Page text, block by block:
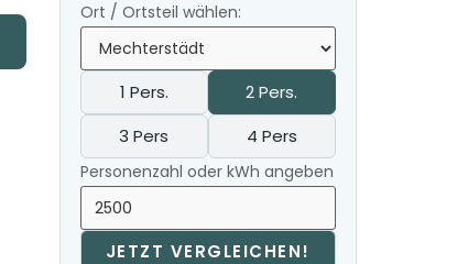
Ort / Ortsteil wählen:
1 Pers.
2 Pers.
3 Pers
4 Pers
Personenzahl oder kWh angeben
JETZT VERGLEICHEN!